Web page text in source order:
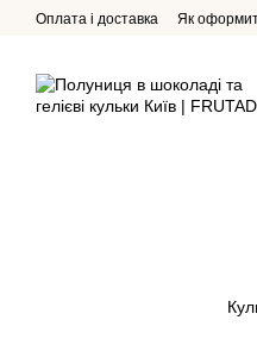
Перейти до основного
Оплата і доставка Як